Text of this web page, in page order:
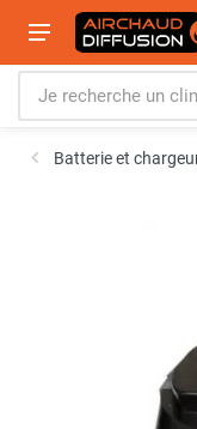
Batterie et